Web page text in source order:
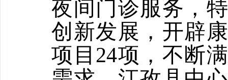
夜间门诊服务，
创新发展，开辟
项目24项，不断